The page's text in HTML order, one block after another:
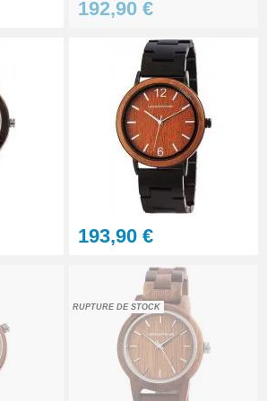
Pied à coulisse digital pas cher
16,90 €
Cloche de démontage horloger
Marteau d'horlogerie
Etau montre horlogerie
192,90 €
193,90 €
RUPTURE DE STOCK